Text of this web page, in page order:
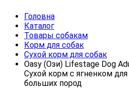
Головна
Каталог
Товары собакам
Корм для собак
Сухой корм для собак
Oasy (Ози) Lifestage Dog
Сухой корм с ягненком
больших пород